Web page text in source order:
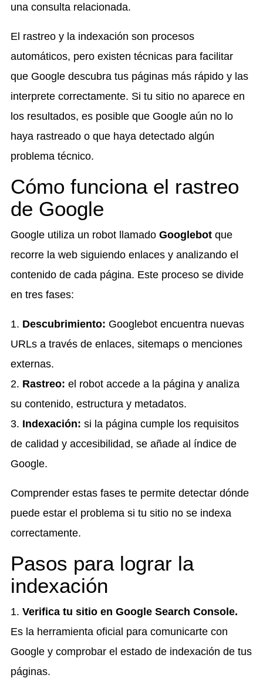
una consulta relacionada.
El rastreo y la indexación son procesos
automáticos, pero existen técnicas para facilitar
que Google descubra tus páginas más rápido y las
interprete correctamente. Si tu sitio no aparece en
los resultados, es posible que Google aún no lo
haya rastreado o que haya detectado algún
problema técnico.
Cómo funciona el rastreo
de Google
Google utiliza un robot llamado Googlebotque
recorre la web siguiendo enlaces y analizando el
contenido de cada página. Este proceso se divide
en tres fases:
1. Descubrimiento: Googlebot encuentra nuevas
URLs a través de enlaces, sitemaps o menciones
externas.
2. Rastreo: el robot accede a la página y analiza
su contenido, estructura y metadatos.
3. Indexación: si la página cumple los requisitos
de calidad y accesibilidad, se añade al índice de
Google.
Comprender estas fases te permite detectar dónde
puede estar el problema si tu sitio no se indexa
correctamente.
Pasos para lograr la
indexación
1. Verifica tu sitio en Google Search Console.
Es la herramienta oficial para comunicarte con
Google y comprobar el estado de indexación de tus
páginas.